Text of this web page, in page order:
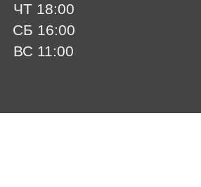
ЧТ 18:00
СБ 16:00
ВС 11:00